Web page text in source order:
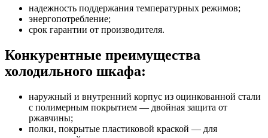
надежность поддержания температурных режимов;
энергопотребление;
срок гарантии от производителя.
Конкурентные преимущества
холодильного шкафа:
наружный и внутренний корпус из оцинкованной стали
с полимерным покрытием — двойная защита от
ржавчины;
полки, покрытые пластиковой краской — для